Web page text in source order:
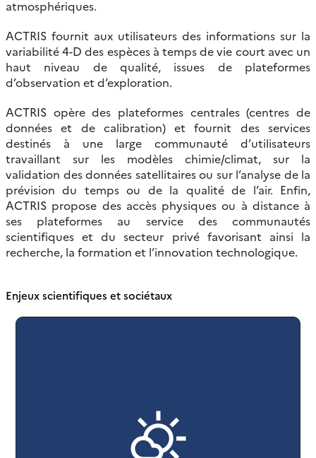
atmosphériques.
ACTRIS fournit aux utilisateurs des informations sur la
variabilité 4-D des espèces à temps de vie court avec un
haut niveau de qualité, issues de plateformes
d’observation et d’exploration.
ACTRIS opère des plateformes centrales (centres de
données et de calibration) et fournit des services
destinés à une large communauté d’utilisateurs
travaillant sur les modèles chimie/climat, sur la
validation des données satellitaires ou sur l’analyse de la
prévision du temps ou de la qualité de l’air. Enfin,
ACTRIS propose des accès physiques ou à distance à
ses plateformes au service des communautés
scientifiques et du secteur privé favorisant ainsi la
recherche, la formation et l’innovation technologique.
Enjeux scientifiques et sociétaux
Caractériser les forçages du climat (gaz